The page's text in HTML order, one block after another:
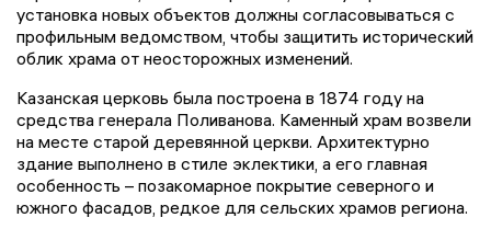
установка новых объектов должны согласовываться с
профильным ведомством, чтобы защитить исторический
облик храма от неосторожных изменений.
Казанская церковь была построена в 1874 году на
средства генерала Поливанова. Каменный храм возвели
на месте старой деревянной церкви. Архитектурно
здание выполнено в стиле эклектики, а его главная
особенность – позакомарное покрытие северного и
южного фасадов, редкое для сельских храмов региона.